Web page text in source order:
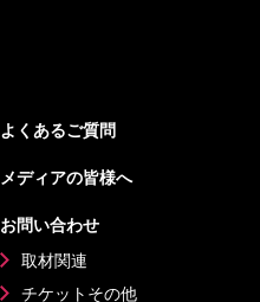
よくあるご質問
メディアの皆様へ
お問い合わせ
取材関連
チケットその他